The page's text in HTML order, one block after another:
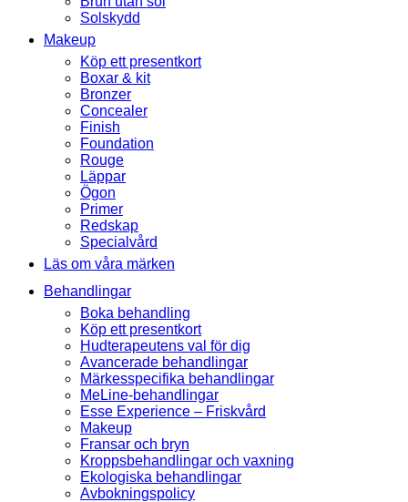
Solskydd
Makeup
Köp ett presentkort
Boxar & kit
Bronzer
Concealer
Finish
Foundation
Rouge
Läppar
Ögon
Primer
Redskap
Specialvård
Läs om våra märken
Behandlingar
Boka behandling
Köp ett presentkort
Hudterapeutens val för dig
Avancerade behandlingar
Märkesspecifika behandlingar
MeLine-behandlingar
Esse Experience – Friskvård
Makeup
Fransar och bryn
Kroppsbehandlingar och vaxning
Ekologiska behandlingar
Avbokningspolicy